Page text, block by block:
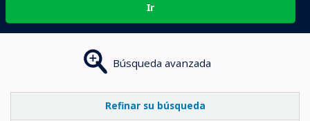
Ir
Búsqueda avanzada
Refinar su búsqueda